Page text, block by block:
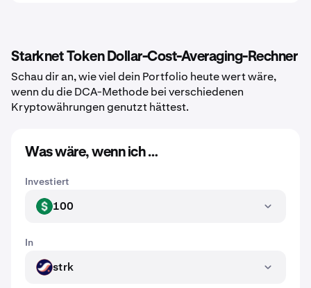
Starknet Token Dollar-Cost-Averaging-Rechner
Schau dir an, wie viel dein Portfolio heute wert wäre,
wenn du die DCA-Methode bei verschiedenen
Kryptowährungen genutzt hättest.
Was wäre, wenn ich …
Investiert
USD 100
In
STRK strk